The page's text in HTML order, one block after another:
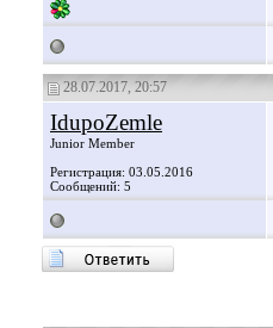
28.07.2017, 20:57
IdupoZemle
Junior Member
Регистрация: 03.05.2016
Сообщений: 5